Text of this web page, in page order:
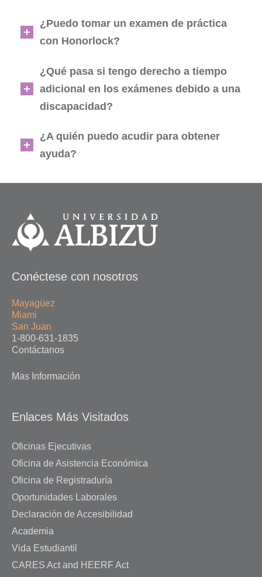
¿Puedo tomar un examen de práctica
con Honorlock?
¿Qué pasa si tengo derecho a tiempo
adicional en los exámenes debido a una
discapacidad?
¿A quién puedo acudir para obtener
ayuda?
Conéctese con nosotros
Mayagüez
Miami
San Juan
1-800-631-1835
Contáctanos
Mas Información
Enlaces Más Visitados
Oficinas Ejecutivas
Oficina de Asistencia Económica
Oficina de Registraduría
Oportunidades Laborales
Declaración de Accesibilidad
Academia
Vida Estudiantil
CARES Act and HEERF Act